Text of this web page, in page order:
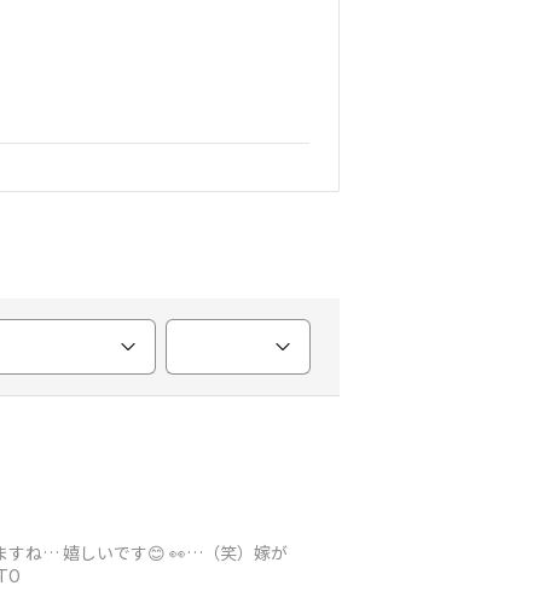
すね… 嬉しいです😊 👀…（笑）嫁が